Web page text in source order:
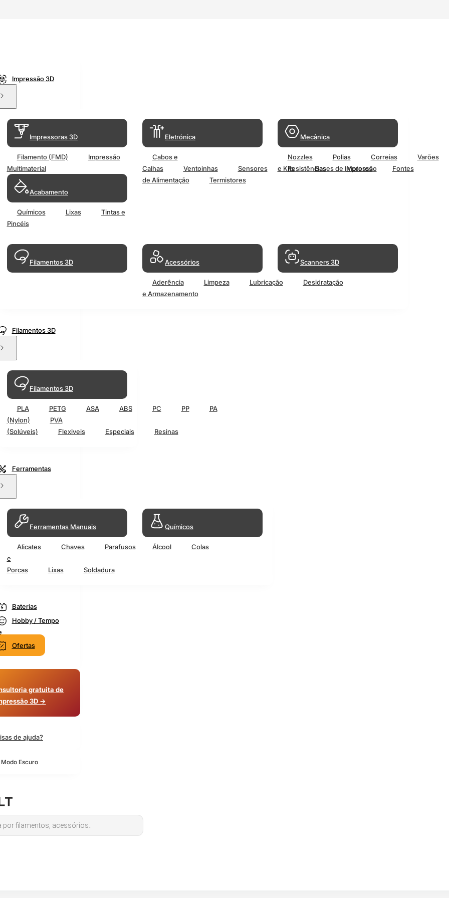
Impressão 3D
Impressoras 3D
Filamento (FMD)
Impressão
Multimaterial
Acabamento
Químicos Lixas
Tintas e
Pincéis
Eletrónica
Cabos e
Calhas
Ventoinhas Sensores Resistências Motores
Fontes
de Alimentação
Termistores
Mecânica
Nozzles Polias Correias
Varões
e Kits
Bases de Impressão
Filamentos 3D Acessórios
Aderência Limpeza Lubricação
Desidratação
e Armazenamento
Scanners 3D
Filamentos 3D
Filamentos 3D
PLA PETG ASA ABS PC PP
PA
(Nylon)
PVA
(Solúveis)
Flexiveis Especiais Resinas
Ferramentas
Ferramentas Manuais
Alicates Chaves
Parafusos
e
Porcas
Lixas Soldadura
Químicos
Álcool Colas
Baterias
Hobby / Tempo
Ofertas
gratuita de
3D →
de ajuda?
Escuro